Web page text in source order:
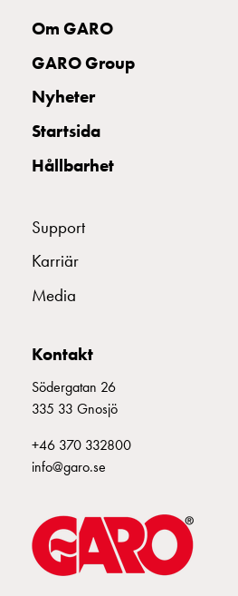
Om GARO
GARO Group
Nyheter
Startsida
Hållbarhet
Support
Karriär
Media
Kontakt
Södergatan 26
335 33 Gnosjö
+46 370 332800
info@garo.se